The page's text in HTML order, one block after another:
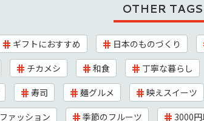
OTHER TAGS
ギフトにおすすめ 日本のものづくり
チカメシ 和食 丁寧な暮らし
寿司 麺グルメ 映えスイーツ
ファッション 季節のフルーツ 3000